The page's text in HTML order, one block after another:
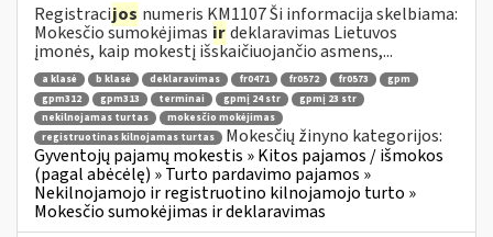
Registracijos numeris KM1107 Ši informacija skelbiama:
Mokesčio sumokėjimas irdeklaravimas Lietuvos
įmonės, kaip mokestį išskaičiuojančio asmens,...
a klasė b klasė deklaravimas fr0471 fr0572 fr0573
gpm
gpm312
gpm313 terminai gpmį 24 str
gpmį 23 str
nekilnojamas turtas
mokesčio mokėjimas
registruotinas kilnojamas turtas
Mokesčių žinyno kategorijos:
Gyventojų pajamų mokestis » Kitos pajamos / išmokos
(pagal abėcėlę) » Turto pardavimo pajamos »
Nekilnojamojo ir registruotino kilnojamojo turto »
Mokesčio sumokėjimas ir deklaravimas